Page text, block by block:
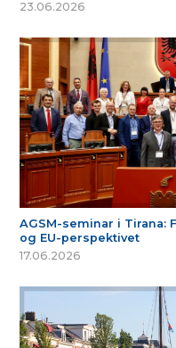
23.06.2026
AGSM-seminar i
og EU-perspektivet
17.06.2026